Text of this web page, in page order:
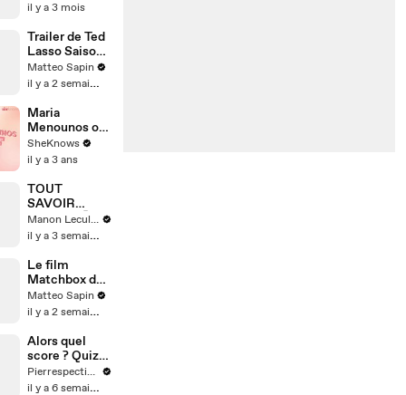
il y a 3 mois
Trailer de Ted
Lasso Saison
4
Matteo Sapin
il y a 2 semaines
Maria
Menounos on
Motherhood &
Manifestation
SheKnows
il y a 3 ans
TOUT
SAVOIR
(PART3) 🤫Manon Leculnu
il y a 3 semaines
Le film
Matchbox de
AppleTV
Matteo Sapin
il y a 2 semaines
Alors quel
score ? Quiz
littératurePierrespectives
il y a 6 semaines